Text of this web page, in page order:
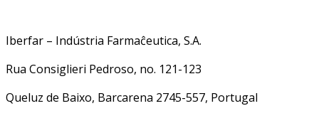
Iberfar – Indústria Farmaĉeutica, S.A.
Rua Consiglieri Pedroso, no. 121-123
Queluz de Baixo, Barcarena 2745-557, Portugal